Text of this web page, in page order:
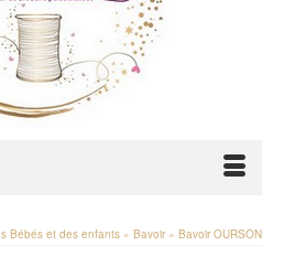
Bébés et des enfants » Bavoir » Bavoir OURSON